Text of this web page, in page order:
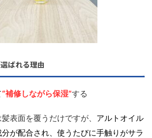
ばれる理由
“補修しながら保湿”する
表面を覆うだけですが、 アルトオイル
が配合され、 使うたびに手触りがサラ